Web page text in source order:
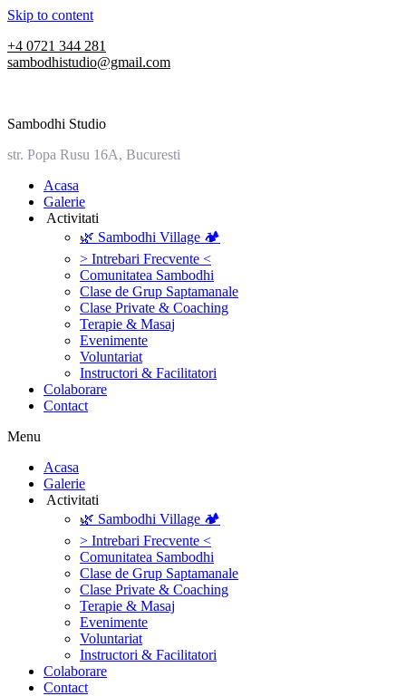
Skip to content
+4 0721 344 281
sambodhistudio@gmail.com
Sambodhi Studio
str. Popa Rusu 16A, Bucuresti
‎Acasa
Galerie
‎ ‎Activitati‎
🌿 Sambodhi Village 🏕️
> Intrebari Frecvente <
Comunitatea Sambodhi
Clase de Grup Saptamanale
Clase Private & Coaching
Terapie & Masaj
‎Evenimente
Voluntariat
‏‏‎Instructori & Facilitatori
Colaborare
Contact
Menu
‎Acasa
Galerie
‎ ‎Activitati‎
🌿 Sambodhi Village 🏕️
> Intrebari Frecvente <
Comunitatea Sambodhi
Clase de Grup Saptamanale
Clase Private & Coaching
Terapie & Masaj
‎Evenimente
Voluntariat
‏‏‎Instructori & Facilitatori
Colaborare
Contact